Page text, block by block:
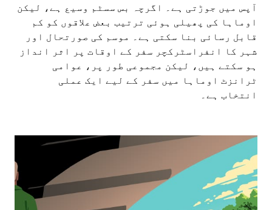
آپس میں جوڑتی ہے۔ اگرچہ بس سسٹم وسیع ہے، لیکن
اوماہا کی پھیلی ہوئی ترتیب بعض علاقوں کو کم
قابل رسائی بنا سکتی ہے۔ موسم کی صورتحال اور
شہر کا انفراسٹرکچر سفر کے اوقات پر اثر انداز
ہو سکتے ہیں، لیکن مجموعی طور پر، عوامی
ٹرانزٹ اوماہا میں سفر کے لیے ایک عملی
انتخاب ہے۔